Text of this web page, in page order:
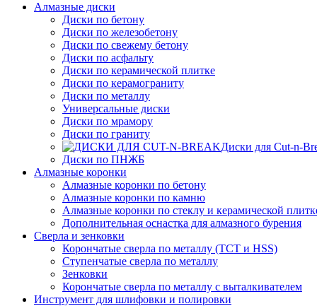
Алмазные диски
Диски по бетону
Диски по железобетону
Диски по свежему бетону
Диски по асфальту
Диски по керамической плитке
Диски по керамограниту
Диски по металлу
Универсальные диски
Диски по мрамору
Диски по граниту
Диски для Cut-n-
Диски по ПНЖБ
Алмазные коронки
Алмазные коронки по бетону
Алмазные коронки по камню
Алмазные коронки по стеклу и керамической
Дополнительная оснастка для алмазного бурения
Сверла и зенковки
Корончатые сверла по металлу (TCT и HSS)
Ступенчатые сверла по металлу
Зенковки
Корончатые сверла по металлу c выталкивателем
Инструмент для шлифовки и полировки